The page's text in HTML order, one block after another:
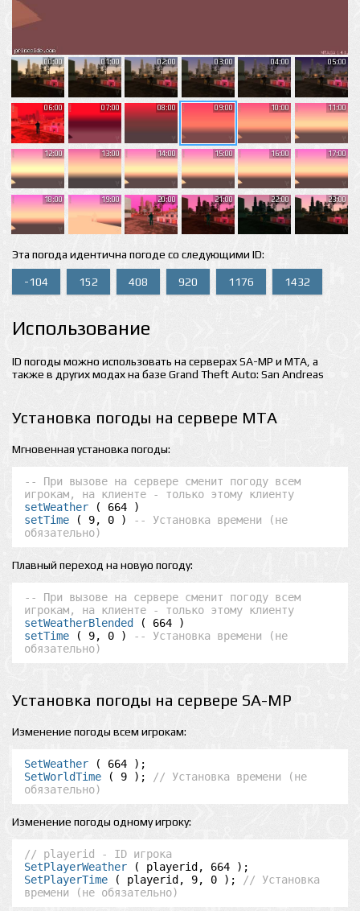
00:00 01:00 02:00 03:00 04:00 05:00
06:00 07:00 08:00 09:00 10:00 11:00
12:00 13:00 14:00 15:00 16:00 17:00
18:00 19:00 20:00 21:00 22:00 23:00
Эта погода идентична погоде со следующими ID:
-104 152 408 920 1176 1432
Использование
ID погоды можно использовать на серверах SA-MP и MTA, а
также в других модах на базе Grand Theft Auto: San Andreas
Установка погоды на сервере MTA
Мгновенная установка погоды:
-- При вызове на сервере сменит погоду всем
игрокам, на клиенте - только этому клиенту
setWeather
setTime ( 9, 0 )
-- Установка времени (не
обязательно)
Плавный переход на новую погоду:
-- При вызове на сервере сменит погоду всем
игрокам, на клиенте - только этому клиенту
setWeatherBlended
setTime ( 9, 0 )
-- Установка времени (не
обязательно)
Установка погоды на сервере SA-MP
Изменение погоды всем игрокам:
SetWeather
SetWorldTime ( 9 );
// Установка времени (не
обязательно)
Изменение погоды одному игроку:
// playerid - ID игрока
SetPlayerWeather
SetPlayerTime ( playerid, 9, 0 );
// Установка
времени (не обязательно)